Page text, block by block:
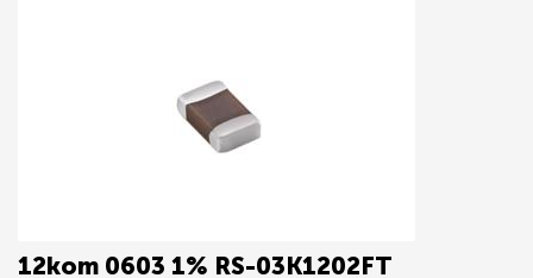
12kom 0603 1% RS-03K1202FT